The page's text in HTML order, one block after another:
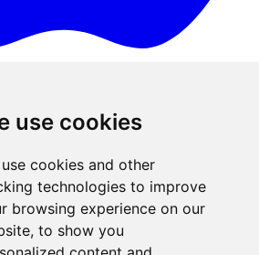
use cookies
use cookies and other
technologies to improve
browsing experience on our
to show you